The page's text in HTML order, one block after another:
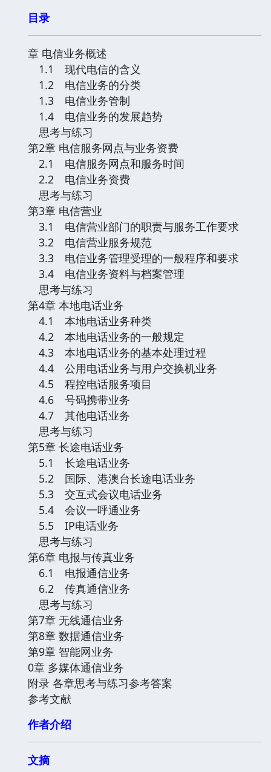
目录
章 电信业务概述
1.1 现代电信的含义
1.2 电信业务的分类
1.3 电信业务管制
1.4 电信业务的发展趋势
思考与练习
第2章 电信服务网点与业务资费
2.1 电信服务网点和服务时间
2.2 电信业务资费
思考与练习
第3章 电信营业
3.1 电信营业部门的职责与服务工作要求
3.2 电信营业服务规范
3.3 电信业务管理受理的一般程序和要求
3.4 电信业务资料与档案管理
思考与练习
第4章 本地电话业务
4.1 本地电话业务种类
4.2 本地电话业务的一般规定
4.3 本地电话业务的基本处理过程
4.4 公用电话业务与用户交换机业务
4.5 程控电话服务项目
4.6 号码携带业务
4.7 其他电话业务
思考与练习
第5章 长途电话业务
5.1 长途电话业务
5.2 国际、港澳台长途电话业务
5.3 交互式会议电话业务
5.4 会议一呼通业务
5.5 IP电话业务
思考与练习
第6章 电报与传真业务
6.1 电报通信业务
6.2 传真通信业务
思考与练习
第7章 无线通信业务
第8章 数据通信业务
第9章 智能网业务
0章 多媒体通信业务
附录 各章思考与练习参考答案
参考文献
作者介绍
文摘